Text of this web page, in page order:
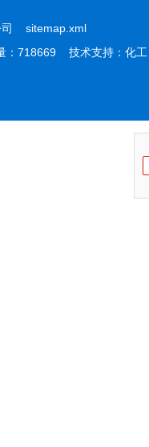
司 sitemap.xml
：718669 技术支持： 化工